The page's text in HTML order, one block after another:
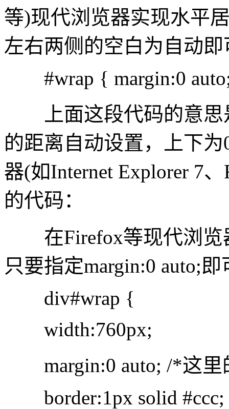
等)现代浏览器实现水平
左右两侧的空白为自动
#wrap { margin:0
上面这段代码的意思
的距离自动设置，上下
器(如Internet Explorer 7
的代码：
在Firefox等现代浏览
只要指定margin:0 auto;即
div#wrap {
width:760px;
margin:0 auto; /*这里
border:1px solid #ccc;